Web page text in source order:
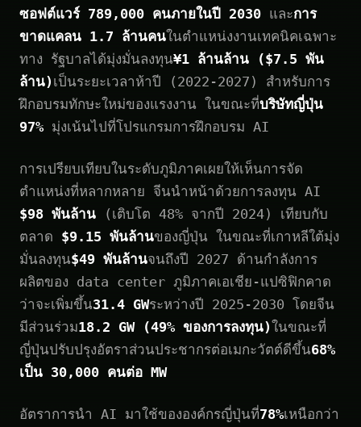
ซอฟต์แวร์ 789,000 คนภายในปี 2030 และการ
ขาดแคลน 1.7 ล้านคนในตำแหน่งงานเทคนิคเฉพาะ
ทาง รัฐบาลได้มุ่งมั่นลงทุน¥1 ล้านล้าน ($7.5 พัน
ล้าน) เป็นระยะเวลาห้าปี (2022-2027) สำหรับการ
ฝึกอบรมทักษะใหม่ของแรงงาน ในขณะที่บริษัทญี่ปุ่น
97% มุ่งเน้นไปที่โปรแกรมการฝึกอบรม AI
การเปรียบเทียบในระดับภูมิภาคเผยให้เห็นการจัด
ตำแหน่งที่หลากหลาย จีนนำหน้าด้วยการลงทุน AI
$98 พันล้าน (เติบโต 48% จากปี 2024) เทียบกับ
ตลาด $9.15 พันล้านของญี่ปุ่น ในขณะที่เกาหลีใต้มุ่ง
มั่นลงทุน$49 พันล้านจนถึงปี 2027 ด้านกำลังการ
ผลิตของ data center ภูมิภาคเอเชีย-แปซิฟิกคาด
ว่าจะเพิ่มขึ้น31.4 GWระหว่างปี 2025-2030 โดยจีน
มีส่วนร่วม18.2 GW (49% ของการลงทุน)ในขณะที่
ญี่ปุ่นปรับปรุงอัตราส่วนประชากรต่อเมกะวัตต์ดีขึ้น68%
เป็น 30,000 คนต่อ MW
อัตราการนำ AI มาใช้ขององค์กรญี่ปุ่นที่78%เหนือกว่า